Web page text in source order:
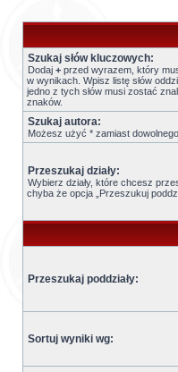
Szukaj słów kluczowych:
Dodaj + przed wyrazem, który
w wynikach. Wpisz listę słów
jedno z tych słów musi zostać
znaków.
Szukaj autora:
Możesz użyć * zamiast
Przeszukaj działy:
Wybierz działy, które chcesz
chyba że opcja „Przeszukuj
Przeszukaj poddziały:
Sortuj wyniki wg: